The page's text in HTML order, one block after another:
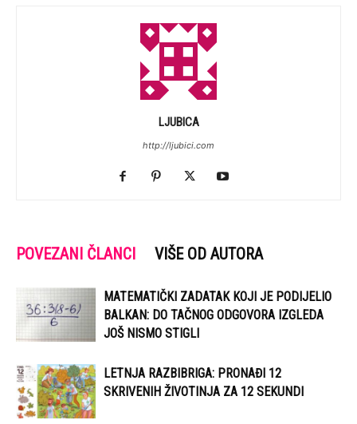
LJUBICA
http://ljubici.com
POVEZANI ČLANCI VIŠE OD AUTORA
MATEMATIČKI ZADATAK KOJI JE PODIJELIO
BALKAN: DO TAČNOG ODGOVORA IZGLEDA
JOŠ NISMO STIGLI
LETNJA RAZBIBRIGA: PRONAĐI 12
SKRIVENIH ŽIVOTINJA ZA 12 SEKUNDI